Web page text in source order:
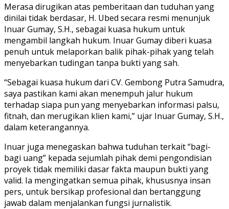
Merasa dirugikan atas pemberitaan dan tuduhan yang
dinilai tidak berdasar, H. Ubed secara resmi menunjuk
Inuar Gumay, S.H., sebagai kuasa hukum untuk
mengambil langkah hukum. Inuar Gumay diberi kuasa
penuh untuk melaporkan balik pihak-pihak yang telah
menyebarkan tudingan tanpa bukti yang sah.
“Sebagai kuasa hukum dari CV. Gembong Putra Samudra,
saya pastikan kami akan menempuh jalur hukum
terhadap siapa pun yang menyebarkan informasi palsu,
fitnah, dan merugikan klien kami,” ujar Inuar Gumay, S.H.,
dalam keterangannya.
Inuar juga menegaskan bahwa tuduhan terkait “bagi-
bagi uang” kepada sejumlah pihak demi pengondisian
proyek tidak memiliki dasar fakta maupun bukti yang
valid. Ia mengingatkan semua pihak, khususnya insan
pers, untuk bersikap profesional dan bertanggung
jawab dalam menjalankan fungsi jurnalistik.